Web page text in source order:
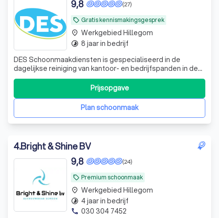
local_offer Gratis kennismakingsgesprek
(27)
9,8
DES Schoonmaakdiensten is gespecialiseerd in de
dagelijkse reiniging van kantoor- en bedrijfspanden in de
regio Zuid-Holland.
Plan schoonmaak
Prijsopgave
place Werkgebied Hillegom
timelapse 8 jaar in bedrijf
4.Bright & Shine BV
local_offer Premium schoonmaak
(24)
9,8
place Werkgebied Hillegom
timelapse 4 jaar in bedrijf
phone 030 304 7452